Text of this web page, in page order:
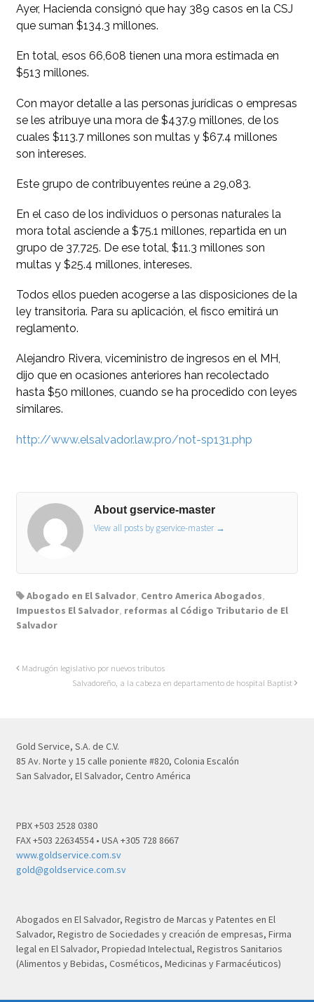
Ayer, Hacienda consignó que hay 389 casos en la CSJ
que suman $134.3 millones.
En total, esos 66,608 tienen una mora estimada en
$513 millones.
Con mayor detalle a las personas jurídicas o empresas
se les atribuye una mora de $437.9 millones, de los
cuales $113.7 millones son multas y $67.4 millones
son intereses.
Este grupo de contribuyentes reúne a 29,083.
En el caso de los individuos o personas naturales la
mora total asciende a $75.1 millones, repartida en un
grupo de 37,725. De ese total, $11.3 millones son
multas y $25.4 millones, intereses.
Todos ellos pueden acogerse a las disposiciones de la
ley transitoria. Para su aplicación, el fisco emitirá un
reglamento.
Alejandro Rivera, viceministro de ingresos en el MH,
dijo que en ocasiones anteriores han recolectado
hasta $50 millones, cuando se ha procedido con leyes
similares.
http://www.elsalvador.law.pro/not-sp131.php
About gservice-master
View all posts by gservice-master →
Abogado en El Salvador, Centro America Abogados,
Impuestos El Salvador, reformas al Código Tributario de El
Salvador
Madrugón legislativo por nuevos tributos
Salvadoreño, a la cabeza en departamento de hospital Baptist
Gold Service, S.A. de C.V.
85 Av. Norte y 15 calle poniente #820, Colonia Escalón
San Salvador, El Salvador, Centro América
PBX +503 2528 0380
FAX +503 22634554 • USA +305 728 8667
www.goldservice.com.sv
gold@goldservice.com.sv
Abogados en El Salvador, Registro de Marcas y Patentes en El
Salvador, Registro de Sociedades y creación de empresas, Firma
legal en El Salvador, Propiedad Intelectual, Registros Sanitarios
(Alimentos y Bebidas, Cosméticos, Medicinas y Farmacéuticos)